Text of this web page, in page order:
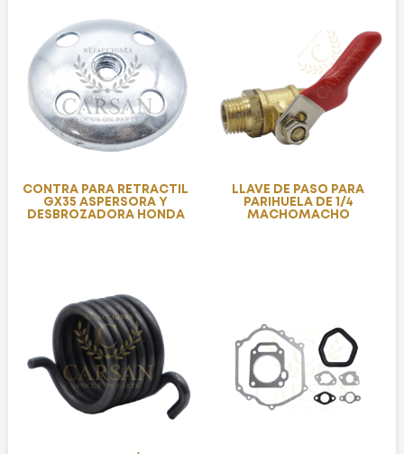
CONTRA PARA RETRACTIL
GX35 ASPERSORA Y
DESBROZADORA HONDA
LLAVE DE PASO PARA
PARIHUELA DE 1/4
MACHOMACHO